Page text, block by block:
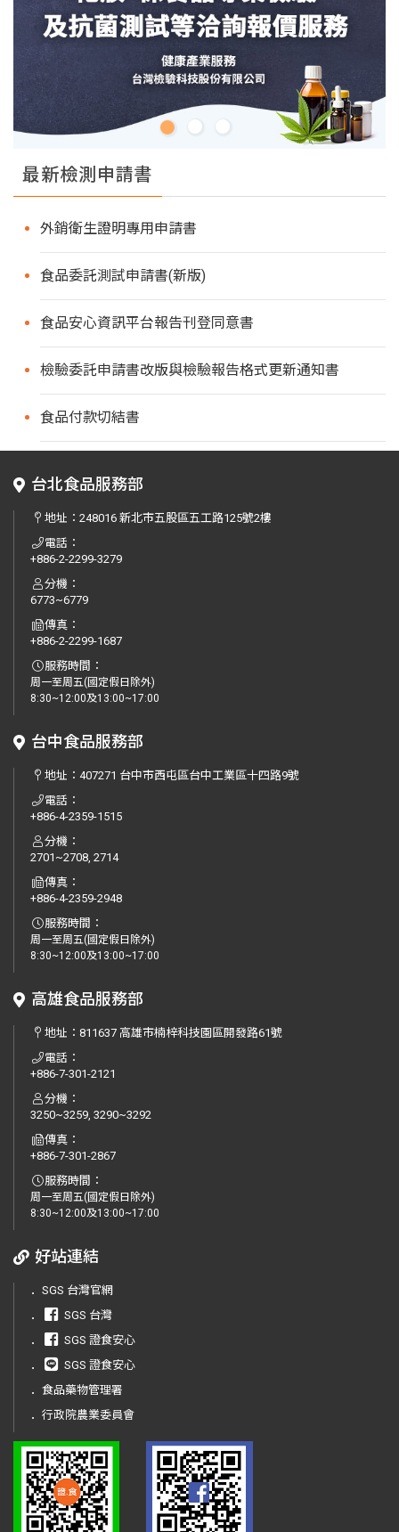
最新檢測申請書
外銷衛生證明專用申請書
食品委託測試申請書(新版)
食品安心資訊平台報告刊登同意書
檢驗委託申請書改版與檢驗報告格式更新通知書
食品付款切結書
台北食品服務部
地址：248016 新北市五股區五工路125號2樓
電話：
+886-2-2299-3279
分機：
6773~6779
傳真：
+886-2-2299-1687
服務時間：
周一至周五(國定假日除外)
8:30~12:00及13:00~17:00
台中食品服務部
地址：407271 台中市西屯區台中工業區十四路9號
電話：
+886-4-2359-1515
分機：
2701~2708, 2714
傳真：
+886-4-2359-2948
服務時間：
周一至周五(國定假日除外)
8:30~12:00及13:00~17:00
高雄食品服務部
地址：811637 高雄市楠梓科技園區開發路61號
電話：
+886-7-301-2121
分機：
3250~3259, 3290~3292
傳真：
+886-7-301-2867
服務時間：
周一至周五(國定假日除外)
8:30~12:00及13:00~17:00
好站連結
． SGS 台灣官網
．
SGS 台灣
．
SGS 證食安心
．
SGS 證食安心
． 食品藥物管理署
． 行政院農業委員會